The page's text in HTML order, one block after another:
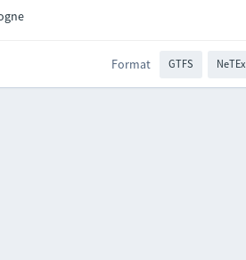
Format GTFS NeTEx